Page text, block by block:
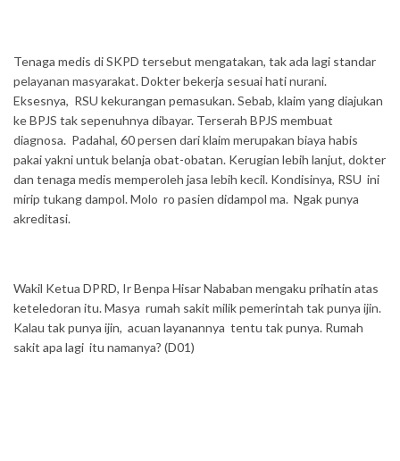
Tenaga medis di SKPD tersebut mengatakan, tak ada lagi standar
pelayanan masyarakat. Dokter bekerja sesuai hati nurani.
Eksesnya, RSU kekurangan pemasukan. Sebab, klaim yang diajukan
ke BPJS tak sepenuhnya dibayar. Terserah BPJS membuat
diagnosa. Padahal, 60 persen dari klaim merupakan biaya habis
pakai yakni untuk belanja obat-obatan. Kerugian lebih lanjut, dokter
dan tenaga medis memperoleh jasa lebih kecil. Kondisinya, RSU ini
mirip tukang dampol. Molo ro pasien didampol ma. Ngak punya
akreditasi.
Wakil Ketua DPRD, Ir Benpa Hisar Nababan mengaku prihatin atas
keteledoran itu. Masya rumah sakit milik pemerintah tak punya ijin.
Kalau tak punya ijin, acuan layanannya tentu tak punya. Rumah
sakit apa lagi itu namanya? (D01)